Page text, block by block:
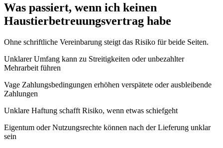
Was passiert, wenn ich keinen
Haustierbetreuungsvertrag habe
Ohne schriftliche Vereinbarung steigt das Risiko für beide Seiten.
Unklarer Umfang kann zu Streitigkeiten oder unbezahlter
Mehrarbeit führen
Vage Zahlungsbedingungen erhöhen verspätete oder ausbleibende
Zahlungen
Unklare Haftung schafft Risiko, wenn etwas schiefgeht
Eigentum oder Nutzungsrechte können nach der Lieferung unklar
sein